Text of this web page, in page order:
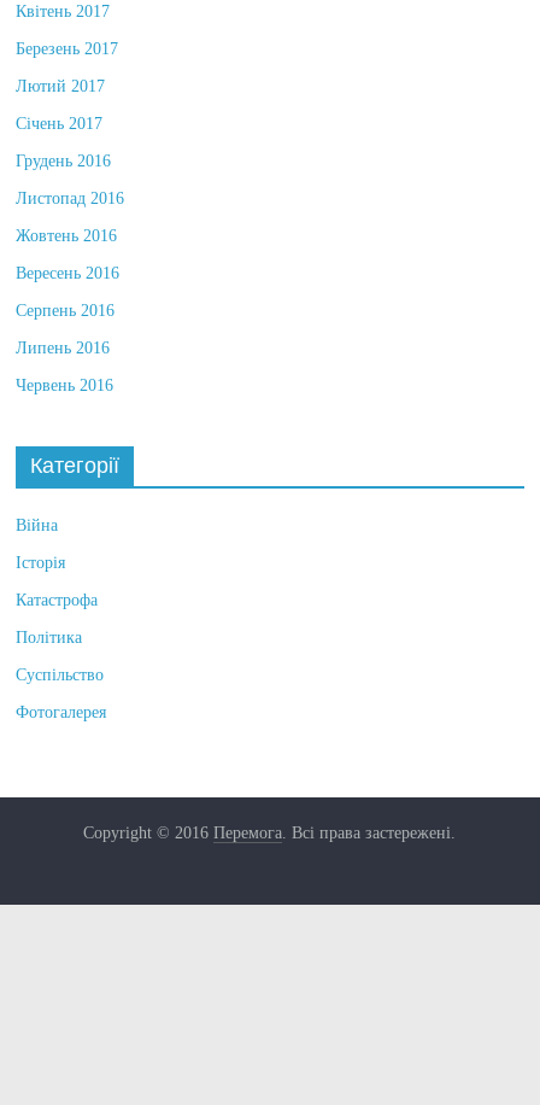
Квітень 2017
Березень 2017
Лютий 2017
Січень 2017
Грудень 2016
Листопад 2016
Жовтень 2016
Вересень 2016
Серпень 2016
Липень 2016
Червень 2016
Категорії
Війна
Історія
Катастрофа
Політика
Суспільство
Фотогалерея
Copyright © 2016Перемога . Всі права застережені.